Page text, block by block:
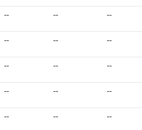
-- -- --
-- -- --
-- -- --
-- -- --
-- -- --